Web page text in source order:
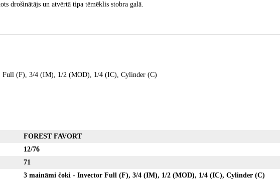
drošinātājs un atvērtā tipa tēmēklis stobra galā.
Full (F), 3/4 (IM), 1/2 (MOD), 1/4 (IC), Cylinder (C)
FOREST FAVORT
12/76
71
3 maināmi čoki - Invector Full (F), 3/4 (IM), 1/2 (MOD), 1/4 (IC), Cylinder (C)